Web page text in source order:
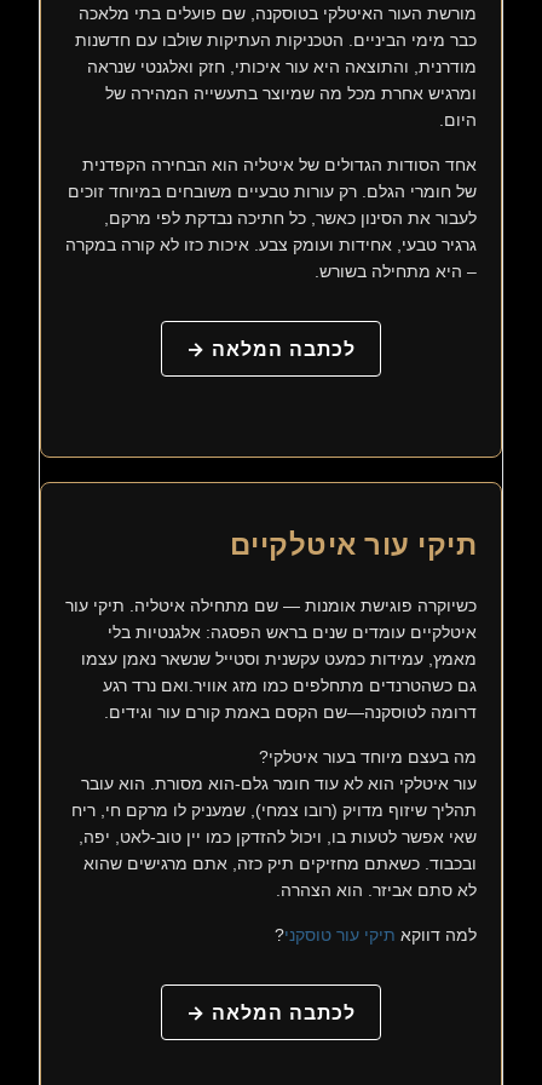
מורשת העור האיטלקי בטוסקנה, שם פועלים בתי מלאכה
כבר מימי הביניים. הטכניקות העתיקות שולבו עם חדשנות
מודרנית, והתוצאה היא עור איכותי, חזק ואלגנטי שנראה
ומרגיש אחרת מכל מה שמיוצר בתעשייה המהירה של
היום.
אחד הסודות הגדולים של איטליה הוא הבחירה הקפדנית
של חומרי הגלם. רק עורות טבעיים משובחים במיוחד זוכים
לעבור את הסינון כאשר, כל חתיכה נבדקת לפי מרקם,
גרגיר טבעי, אחידות ועומק צבע. איכות כזו לא קורה במקרה
– היא מתחילה בשורש.
לכתבה המלאה →
תיקי עור איטלקיים
כשיוקרה פוגישת אומנות — שם מתחילה איטליה. תיקי עור
איטלקיים עומדים שנים בראש הפסגה: אלגנטיות בלי
מאמץ, עמידות כמעט עקשנית וסטייל שנשאר נאמן עצמו
גם כשהטרנדים מתחלפים כמו מזג אוויר.ואם נרד רגע
דרומה לטוסקנה—שם הקסם באמת קורם עור וגידים.
מה בעצם מיוחד בעור איטלקי?
עור איטלקי הוא לא עוד חומר גלם-הוא מסורת. הוא עובר
תהליך שיזוף מדויק (רובו צמחי), שמעניק לו מרקם חי, ריח
שאי אפשר לטעות בו, ויכול להזדקן כמו יין טוב-לאט, יפה,
ובכבוד. כשאתם מחזיקים תיק כזה, אתם מרגישים שהוא
לא סתם אביזר. הוא הצהרה.
למה דווקא תיקי עור טוסקני?
לכתבה המלאה →